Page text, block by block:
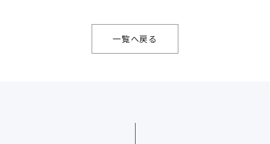
一覧へ戻る